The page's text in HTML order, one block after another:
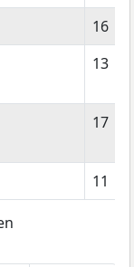
16
13
17
11